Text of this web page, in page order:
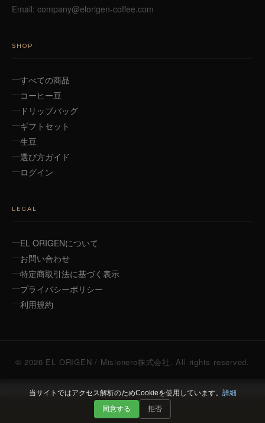
カートに追加
Email: company@elorigen-coffee.com
SHOP
すべての商品
コーヒー豆
ドリップバッグ
ギフトセット
生豆
選び方ガイド
ログイン
LEGAL
EL ORIGENについて
お問い合わせ
特定商取引法に基づく表示
プライバシーポリシー
利用規約
© 2026 EL ORIGEN / Misionero株式会社. All rights reserved.
当サイトではアクセス解析のためCookieを使用しています。 詳細
同意する
拒否